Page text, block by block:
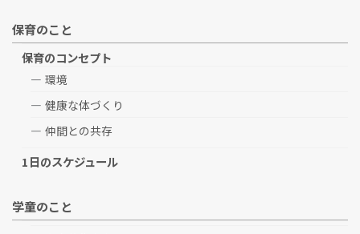
保育のこと
保育のコンセプト
環境
健康な体づくり
仲間との共存
1日のスケジュール
学童のこと